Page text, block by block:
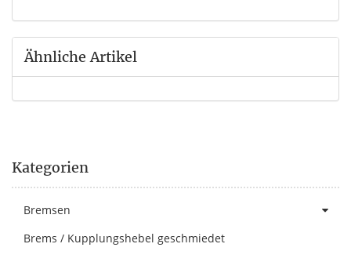
Ähnliche Artikel
Kategorien
Bremsen
Brems / Kupplungshebel geschmiedet